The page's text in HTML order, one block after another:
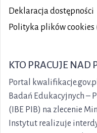
Deklaracja dostępności
Polityka plików cookies
KTO PRACUJE NAD
Portal
Badań Edukacyjnych –
(IBE PIB) na zlecenie
Instytut realizuje